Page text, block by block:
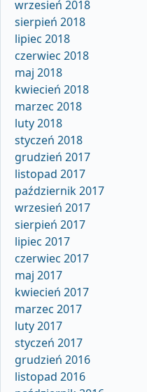
wrzesień 2018
sierpień 2018
lipiec 2018
czerwiec 2018
maj 2018
kwiecień 2018
marzec 2018
luty 2018
styczeń 2018
grudzień 2017
listopad 2017
październik 2017
wrzesień 2017
sierpień 2017
lipiec 2017
czerwiec 2017
maj 2017
kwiecień 2017
marzec 2017
luty 2017
styczeń 2017
grudzień 2016
listopad 2016